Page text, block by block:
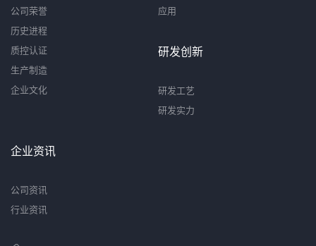
公司荣誉
历史进程
质控认证
生产制造
企业文化
应用
研发创新
研发工艺
研发实力
企业资讯
公司资讯
行业资讯